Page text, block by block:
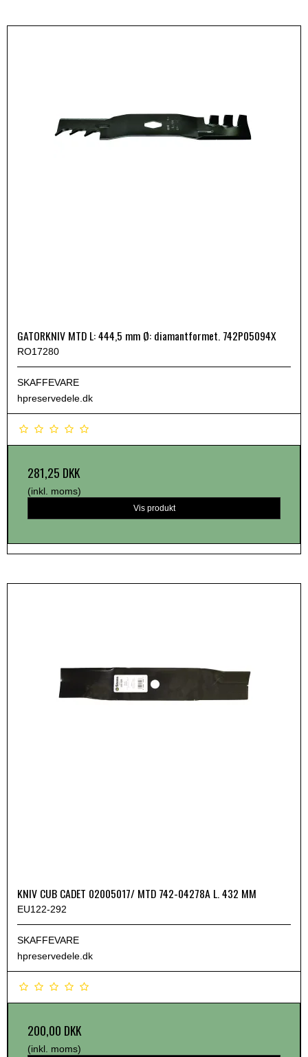
GATORKNIV MTD L: 444,5 mm Ø: diamantformet. 742P05094X
RO17280
SKAFFEVARE
hpreservedele.dk
281,25 DKK
(inkl. moms)
Vis produkt
KNIV CUB CADET 02005017/ MTD 742-04278A L. 432 MM
EU122-292
SKAFFEVARE
hpreservedele.dk
200,00 DKK
(inkl. moms)